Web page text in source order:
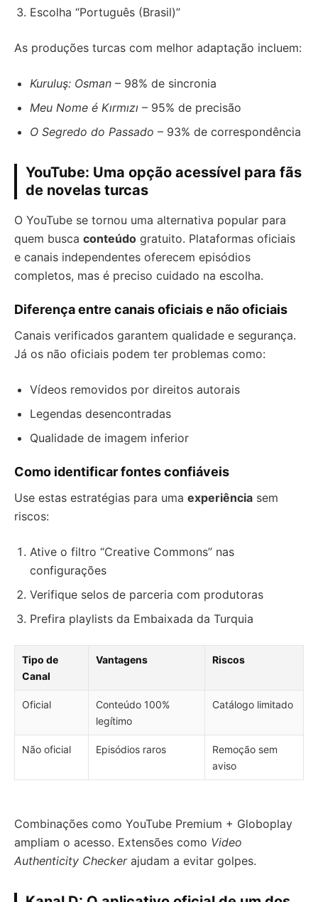
Escolha “Português (Brasil)”
As produções turcas com melhor adaptação incluem:
Kuruluş: Osman – 98% de sincronia
Meu Nome é Kırmızı – 95% de precisão
O Segredo do Passado – 93% de correspondência
YouTube: Uma opção acessível para fãs
de novelas turcas
O YouTube se tornou uma alternativa popular para
quem busca conteúdo gratuito. Plataformas oficiais
e canais independentes oferecem episódios
completos, mas é preciso cuidado na escolha.
Diferença entre canais oficiais e não oficiais
Canais verificados garantem qualidade e segurança.
Já os não oficiais podem ter problemas como:
Vídeos removidos por direitos autorais
Legendas desencontradas
Qualidade de imagem inferior
Como identificar fontes confiáveis
Use estas estratégias para uma experiência sem
riscos:
Ative o filtro “Creative Commons” nas
configurações
Verifique selos de parceria com produtoras
Prefira playlists da Embaixada da Turquia
Tipo de
Canal
Vantagens Riscos
Oficial
Conteúdo 100%
legítimo
Catálogo limitado
Não oficial Episódios raros
Remoção sem
aviso
Combinações como YouTube Premium + Globoplay
ampliam o acesso. Extensões como Video
Authenticity Checkerajudam a evitar golpes.